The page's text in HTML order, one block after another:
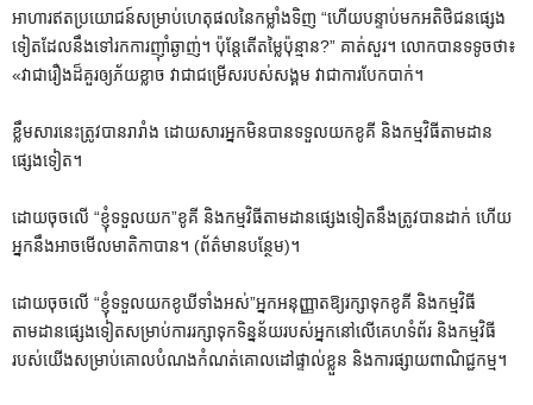
អាហារឥតប្រយោជន៍សម្រាប់ហេតុផលនៃកម្លាំងទិញ “ហើយបន្ទាប់មកអតិថិជនផ្សេង
ទៀតដែលនឹងទៅរកការញ៉ាំឆ្ងាញ់។ ប៉ុន្តែតើតម្លៃប៉ុន្មាន?” គាត់សួរ។ លោក​បាន​ទទូច​ថា​៖
«​វា​ជា​រឿង​ដ៏​គួរ​ឲ្យ​ភ័យខ្លាច វា​ជា​ជម្រើស​របស់​សង្គម វា​ជា​ការ​បែកបាក់​។
ខ្លឹមសារនេះត្រូវបានរារាំង ដោយសារអ្នកមិនបានទទួលយកខូគី និងកម្មវិធីតាមដាន
ផ្សេងទៀត។
ដោយចុចលើ “ខ្ញុំទទួលយក”ខូគី និងកម្មវិធីតាមដានផ្សេងទៀតនឹងត្រូវបានដាក់ ហើយ
អ្នកនឹងអាចមើលមាតិកាបាន។ (ព័ត៌មានបន្ថែម)។
ដោយចុចលើ “ខ្ញុំទទួលយកខូឃីទាំងអស់”អ្នកអនុញ្ញាតឱ្យរក្សាទុកខូគី និងកម្មវិធី
តាមដានផ្សេងទៀតសម្រាប់ការរក្សាទុកទិន្នន័យរបស់អ្នកនៅលើគេហទំព័រ និងកម្មវិធី
របស់យើងសម្រាប់គោលបំណងកំណត់គោលដៅផ្ទាល់ខ្លួន និងការផ្សាយពាណិជ្ជកម្ម។